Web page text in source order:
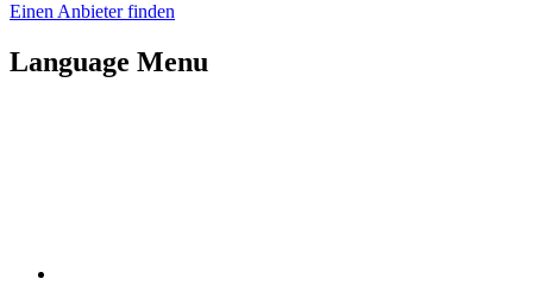
Einen Anbieter finden
Language Menu